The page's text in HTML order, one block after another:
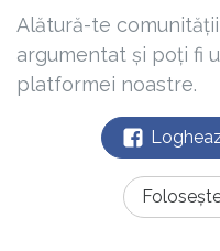
Alătură-te
argumentat și poți fi
platformei noastre.